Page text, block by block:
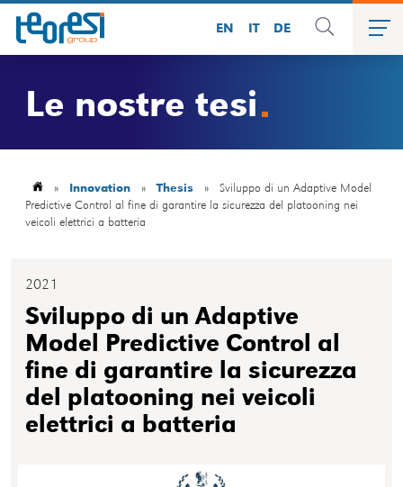
EN IT DE
Le nostre tesi
» Innovation » Thesis »
Sviluppo di un Adaptive Model
Predictive Control al fine di garantire la sicurezza del platooning nei
veicoli elettrici a batteria
2021
Sviluppo di un Adaptive
Model Predictive Control al
fine di garantire la sicurezza
del platooning nei veicoli
elettrici a batteria